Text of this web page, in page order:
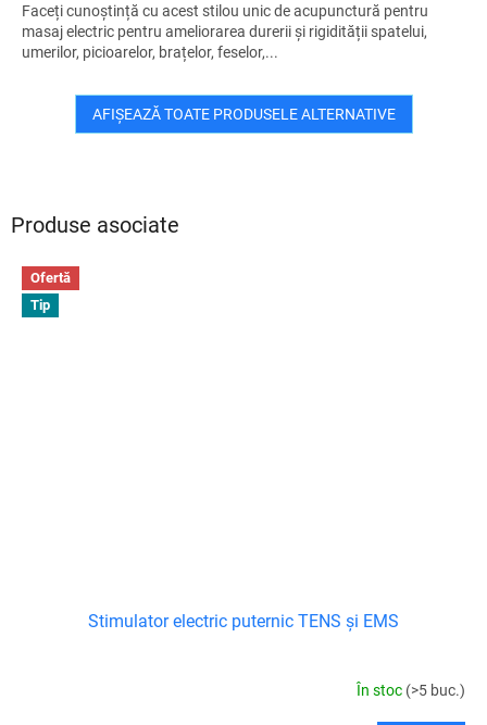
Produse asociate
Ofertă
Tip
Stimulator electric puternic TENS și EMS
În stoc (>5 buc.)
Faceți cunoștință cu acest stilou unic de acupunctură pentru
masaj electric pentru ameliorarea durerii și rigidității spatelui,
umerilor, picioarelor, brațelor, feselor,...
AFIŞEAZĂ TOATE PRODUSELE ALTERNATIVE